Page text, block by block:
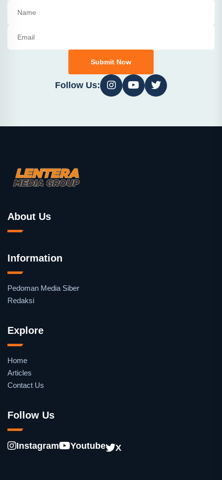
Submit Now
Follow Us:
About Us
Information
Pedoman Media Siber
Redaksi
Explore
Home
Articles
Contact Us
Follow Us
Instagram Youtube X